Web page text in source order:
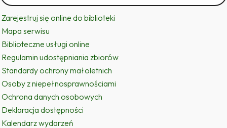
Zarejestruj się online do biblioteki
Mapa serwisu
Biblioteczne usługi online
Regulamin udostępniania zbiorów
Standardy ochrony małoletnich
Osoby z niepełnosprawnościami
Ochrona danych osobowych
Deklaracja dostępności
Kalendarz wydarzeń